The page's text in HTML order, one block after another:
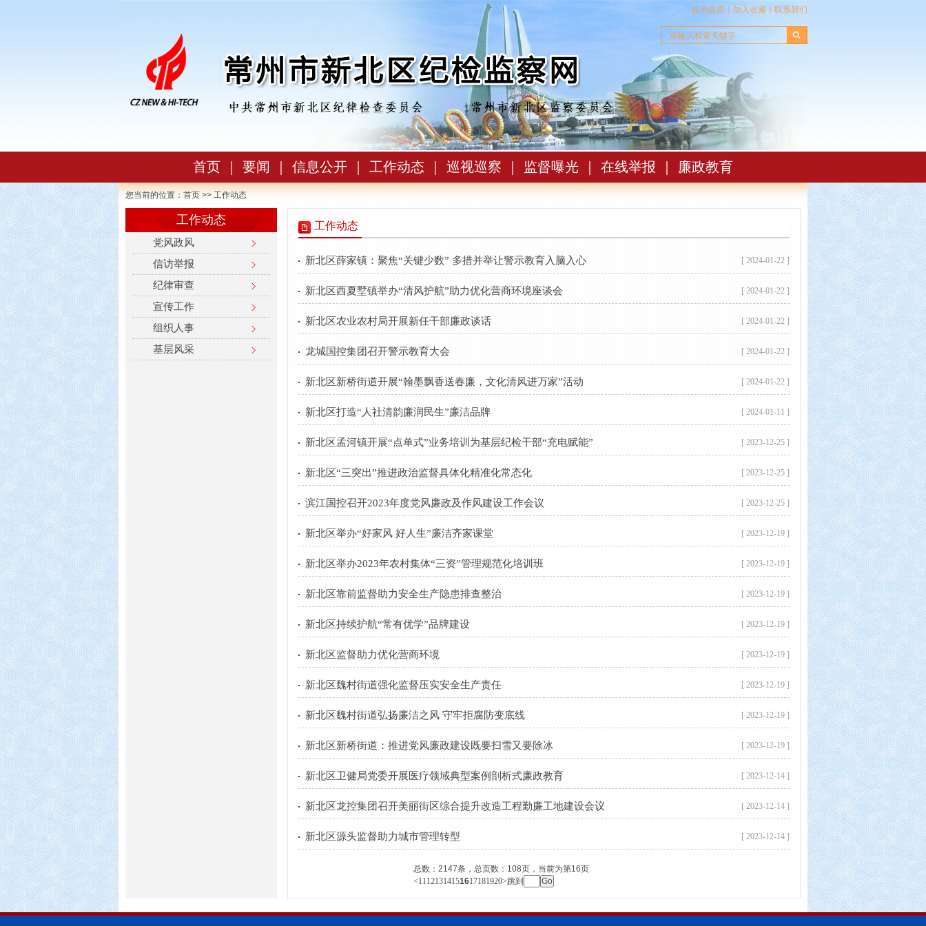
设为首页 加入收藏 联系我们
首页 要闻 信息公开 工作动态 巡视巡察 监督曝光 在线举报 廉政教育
您当前的位置： 首页 >> 工作动态
工作动态
党风政风
信访举报
纪律审查
宣传工作
组织人事
基层风采
工作动态
新北区薛家镇：聚焦“关键少数” 多措并举让警示教育入脑入心 [ 2024-01-22 ]
新北区西夏墅镇举办“清风护航”助力优化营商环境座谈会 [ 2024-01-22 ]
新北区农业农村局开展新任干部廉政谈话 [ 2024-01-22 ]
龙城国控集团召开警示教育大会 [ 2024-01-22 ]
新北区新桥街道开展“翰墨飘香送春廉，文化清风进万家”活动 [ 2024-01-22 ]
新北区打造“人社清韵廉润民生”廉洁品牌 [ 2024-01-11 ]
新北区孟河镇开展“点单式”业务培训为基层纪检干部“充电赋能” [ 2023-12-25 ]
新北区“三突出”推进政治监督具体化精准化常态化 [ 2023-12-25 ]
滨江国控召开2023年度党风廉政及作风建设工作会议 [ 2023-12-25 ]
新北区举办“好家风 好人生”廉洁齐家课堂 [ 2023-12-19 ]
新北区举办2023年农村集体“三资”管理规范化培训班 [ 2023-12-19 ]
新北区靠前监督助力安全生产隐患排查整治 [ 2023-12-19 ]
新北区持续护航“常有优学”品牌建设 [ 2023-12-19 ]
新北区监督助力优化营商环境 [ 2023-12-19 ]
新北区魏村街道强化监督压实安全生产责任 [ 2023-12-19 ]
新北区魏村街道弘扬廉洁之风 守牢拒腐防变底线 [ 2023-12-19 ]
新北区新桥街道：推进党风廉政建设既要扫雪又要除冰 [ 2023-12-19 ]
新北区卫健局党委开展医疗领域典型案例剖析式廉政教育 [ 2023-12-14 ]
新北区龙控集团召开美丽街区综合提升改造工程勤廉工地建设会议 [ 2023-12-14 ]
新北区源头监督助力城市管理转型 [ 2023-12-14 ]
总数： 2147条，总页数： 108页，当前为第16页
<11121314151617181920>跳到